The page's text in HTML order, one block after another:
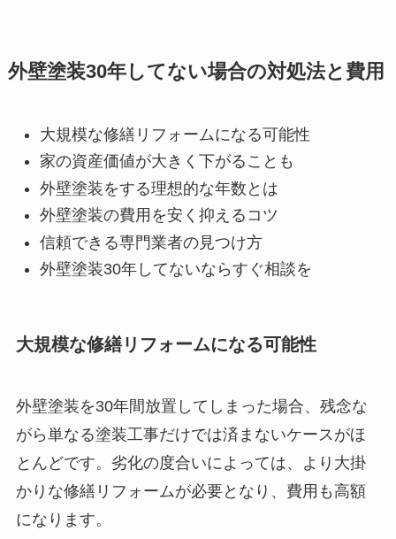
外壁塗装30年してない場合の対処法と費用
大規模な修繕リフォームになる可能性
家の資産価値が大きく下がることも
外壁塗装をする理想的な年数とは
外壁塗装の費用を安く抑えるコツ
信頼できる専門業者の見つけ方
外壁塗装30年してないならすぐ相談を
大規模な修繕リフォームになる可能性
外壁塗装を30年間放置してしまった場合、残念な
がら単なる塗装工事だけでは済まないケースがほ
とんどです。劣化の度合いによっては、より大掛
かりな修繕リフォームが必要となり、費用も高額
になります。